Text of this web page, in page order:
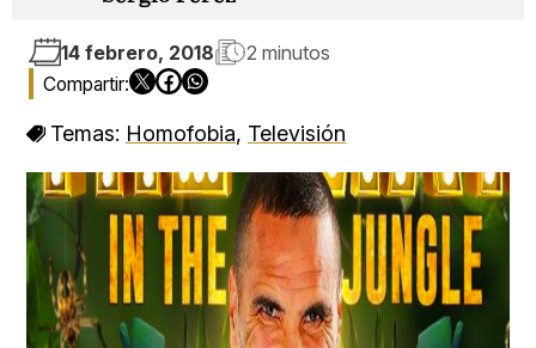
14 febrero, 2018 2 minutos
Temas: Homofobia, Televisión